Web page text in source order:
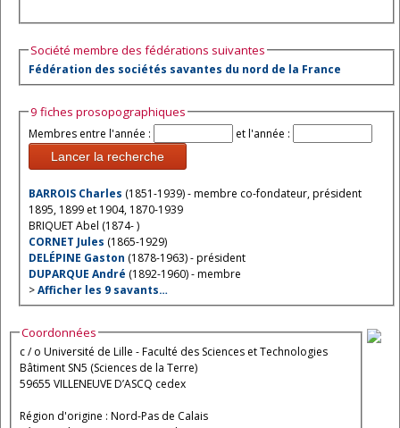
Société membre des fédérations suivantes
Fédération des sociétés savantes du nord de la France
9 fiches prosopographiques
Membres entre l'année : et l'année :
Lancer la recherche
BARROIS Charles (1851-1939) - membre co-fondateur, président
1895, 1899 et 1904, 1870-1939
BRIQUET Abel (1874- )
CORNET Jules (1865-1929)
DELÉPINE Gaston (1878-1963) - président
DUPARQUE André (1892-1960) - membre
>Afficher les 9 savants…
Coordonnées
c / o Université de Lille - Faculté des Sciences et Technologies
Bâtiment SN5 (Sciences de la Terre)
59655 VILLENEUVE D’ASCQ cedex
Région d'origine : Nord-Pas de Calais